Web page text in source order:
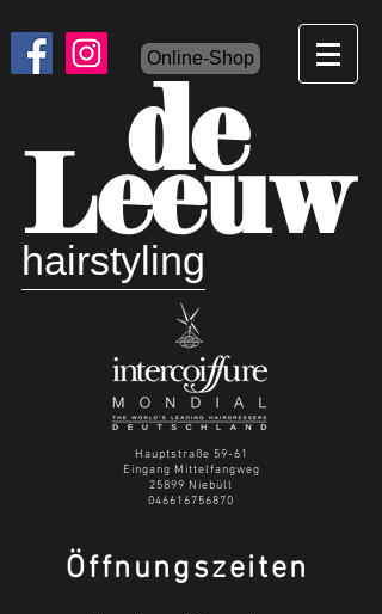
de
hairstyling
Leeuw
Online-Shop
Hauptstraße 59-61
Eingang Mittelfangweg
25899 Niebüll
046616756870
Öffnungszeiten